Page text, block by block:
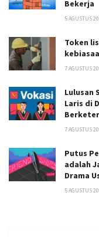
Bekerja
5 AGUSTUS
Token
7 AGUSTUS
Lulusan
Laris di
7 AGUSTUS
Putus
adalah
Drama
5 AGUSTUS